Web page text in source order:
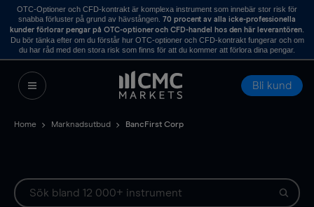
OTC-Optioner och CFD-kontrakt är komplexa instrument som innebär stor risk för
snabba förluster på grund av hävstången. 70 procent av alla icke-professionella
kunder förlorar pengar på OTC-optioner och CFD-handel hos den här leverantören.
Du bör tänka efter om du förstår hur OTC-optioner och CFD-kontrakt fungerar och om
du har råd med den stora risk som finns för att du kommer att förlora dina pengar.
Bli kund
Home Marknadsutbud BancFirst Corp